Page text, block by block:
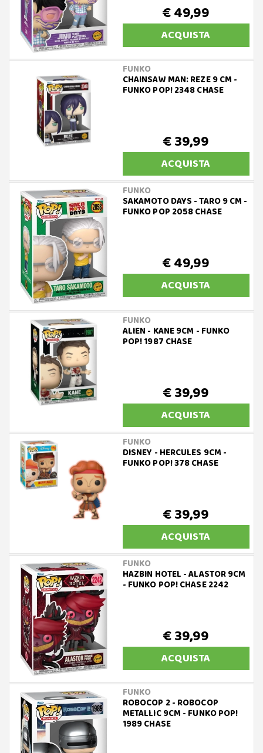
€ 49,99
ACQUISTA
FUNKO
CHAINSAW MAN: REZE 9 CM -
FUNKO POP! 2348 CHASE
€ 39,99
ACQUISTA
FUNKO
SAKAMOTO DAYS - TARO 9 CM -
FUNKO POP 2058 CHASE
€ 49,99
ACQUISTA
FUNKO
ALIEN - KANE 9CM - FUNKO
POP! 1987 CHASE
€ 39,99
ACQUISTA
FUNKO
DISNEY - HERCULES 9CM -
FUNKO POP! 378 CHASE
€ 39,99
ACQUISTA
FUNKO
HAZBIN HOTEL - ALASTOR 9CM
- FUNKO POP! CHASE 2242
€ 39,99
ACQUISTA
FUNKO
ROBOCOP 2 - ROBOCOP
METALLIC 9CM - FUNKO POP!
1989 CHASE